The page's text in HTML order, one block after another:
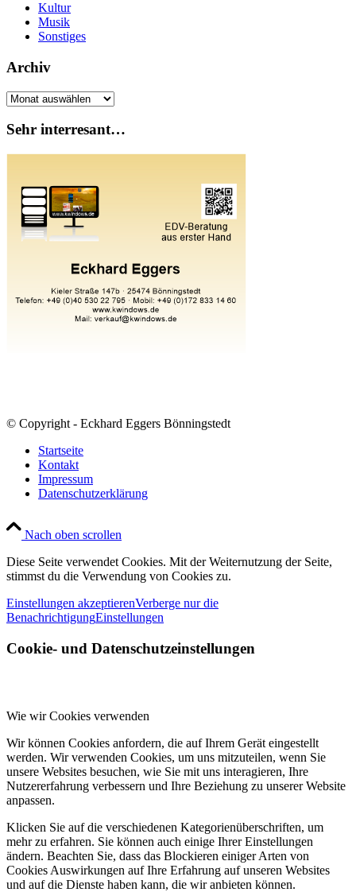
Kultur
Musik
Sonstiges
Archiv
Archiv
Sehr interresant…
© Copyright - Eckhard Eggers Bönningstedt
Startseite
Kontakt
Impressum
Datenschutzerklärung
Nach oben scrollen
Diese Seite verwendet Cookies. Mit der Weiternutzung der Seite,
stimmst du die Verwendung von Cookies zu.
Einstellungen akzeptierenVerberge nur die
BenachrichtigungEinstellungen
Cookie- und Datenschutzeinstellungen
Wie wir Cookies verwenden
Wir können Cookies anfordern, die auf Ihrem Gerät eingestellt
werden. Wir verwenden Cookies, um uns mitzuteilen, wenn Sie
unsere Websites besuchen, wie Sie mit uns interagieren, Ihre
Nutzererfahrung verbessern und Ihre Beziehung zu unserer Website
anpassen.
Klicken Sie auf die verschiedenen Kategorienüberschriften, um
mehr zu erfahren. Sie können auch einige Ihrer Einstellungen
ändern. Beachten Sie, dass das Blockieren einiger Arten von
Cookies Auswirkungen auf Ihre Erfahrung auf unseren Websites
und auf die Dienste haben kann, die wir anbieten können.